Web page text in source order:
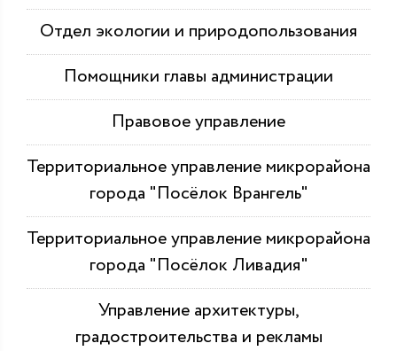
Отдел экологии и природопользования
Помощники главы администрации
Правовое управление
Территориальное управление микрорайона
города "Посёлок Врангель"
Территориальное управление микрорайона
города "Посёлок Ливадия"
Управление архитектуры,
градостроительства и рекламы